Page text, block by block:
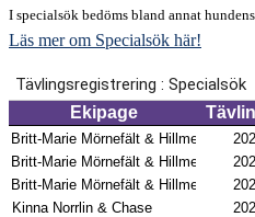
I specialsök bedöms bland annat
Läs mer om Specialsök här!